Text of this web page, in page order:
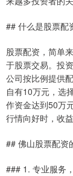
## 什么是股票配
股票配资，简单
于股票交易。投
公司按比例提供
自有10万元，选
作资金达到50万
行情向好时，收
## 佛山股票配资
### 1. 专业服务